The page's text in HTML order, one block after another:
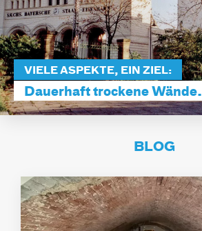
VIELE ASPEKTE, EIN ZIEL:
Dauerhaft trockene Wände.
BLOG